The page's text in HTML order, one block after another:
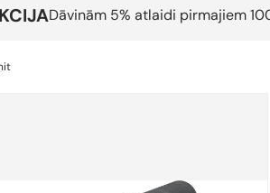
Dāvinām 5% atlaidi pirmajiem